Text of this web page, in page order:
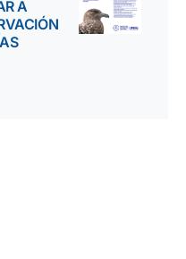
A